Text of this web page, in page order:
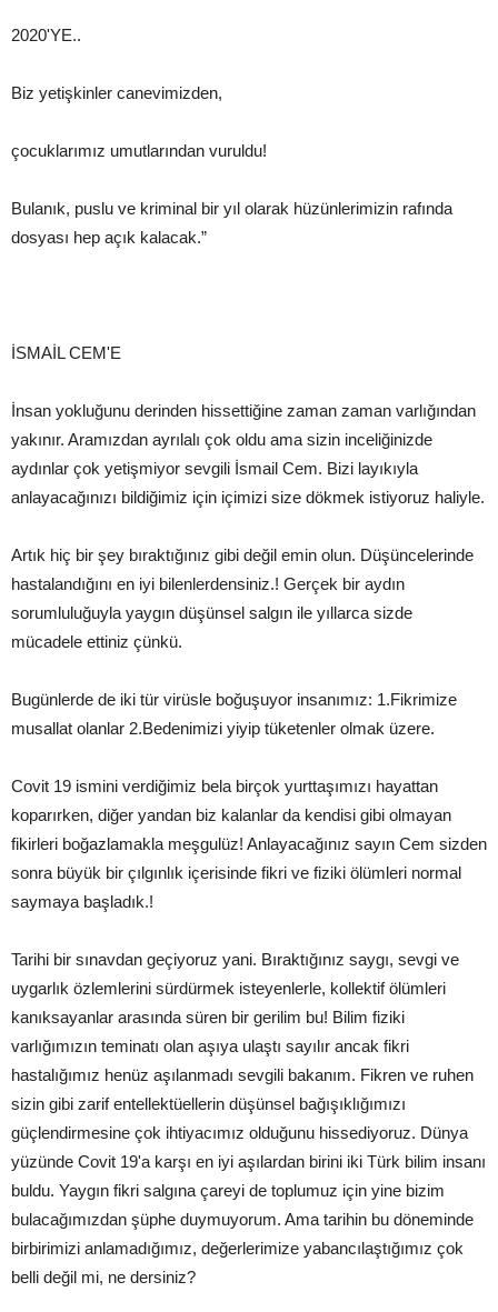
2020'YE..
Biz yetişkinler canevimizden,
çocuklarımız umutlarından vuruldu!
Bulanık, puslu ve kriminal bir yıl olarak hüzünlerimizin rafında
dosyası hep açık kalacak.”
İSMAİL CEM'E
İnsan yokluğunu derinden hissettiğine zaman zaman varlığından
yakınır. Aramızdan ayrılalı çok oldu ama sizin inceliğinizde
aydınlar çok yetişmiyor sevgili İsmail Cem. Bizi layıkıyla
anlayacağınızı bildiğimiz için içimizi size dökmek istiyoruz haliyle.
Artık hiç bir şey bıraktığınız gibi değil emin olun. Düşüncelerinde
hastalandığını en iyi bilenlerdensiniz.! Gerçek bir aydın
sorumluluğuyla yaygın düşünsel salgın ile yıllarca sizde
mücadele ettiniz çünkü.
Bugünlerde de iki tür virüsle boğuşuyor insanımız: 1.Fikrimize
musallat olanlar 2.Bedenimizi yiyip tüketenler olmak üzere.
Covit 19 ismini verdiğimiz bela birçok yurttaşımızı hayattan
koparırken, diğer yandan biz kalanlar da kendisi gibi olmayan
fikirleri boğazlamakla meşgulüz! Anlayacağınız sayın Cem sizden
sonra büyük bir çılgınlık içerisinde fikri ve fiziki ölümleri normal
saymaya başladık.!
Tarihi bir sınavdan geçiyoruz yani. Bıraktığınız saygı, sevgi ve
uygarlık özlemlerini sürdürmek isteyenlerle, kollektif ölümleri
kanıksayanlar arasında süren bir gerilim bu! Bilim fiziki
varlığımızın teminatı olan aşıya ulaştı sayılır ancak fikri
hastalığımız henüz aşılanmadı sevgili bakanım. Fikren ve ruhen
sizin gibi zarif entellektüellerin düşünsel bağışıklığımızı
güçlendirmesine çok ihtiyacımız olduğunu hissediyoruz. Dünya
yüzünde Covit 19'a karşı en iyi aşılardan birini iki Türk bilim insanı
buldu. Yaygın fikri salgına çareyi de toplumuz için yine bizim
bulacağımızdan şüphe duymuyorum. Ama tarihin bu döneminde
birbirimizi anlamadığımız, değerlerimize yabancılaştığımız çok
belli değil mi, ne dersiniz?